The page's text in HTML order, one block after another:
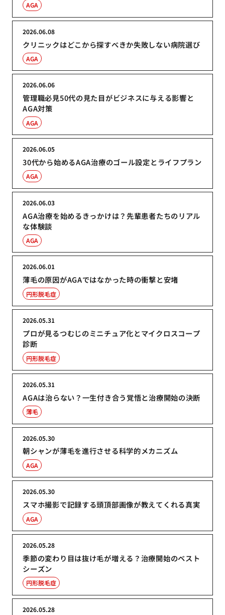
AGA
クリニックはどこから探すべきか失敗しない病院選び
2026.06.08
AGA
管理職必見50代の見た目がビジネスに与える影響と
AGA対策
2026.06.06
AGA
30代から始めるAGA治療のゴール設定とライフプラン
2026.06.05
AGA
AGA治療を始めるきっかけは？先輩患者たちのリアル
な体験談
2026.06.03
AGA
薄毛の原因がAGAではなかった時の衝撃と安堵
2026.06.01
円形脱毛症
プロが見るつむじのミニチュア化とマイクロスコープ
診断
2026.05.31
円形脱毛症
AGAは治らない？一生付き合う覚悟と治療開始の決断
2026.05.31
薄毛
朝シャンが薄毛を進行させる科学的メカニズム
2026.05.30
AGA
スマホ撮影で記録する頭頂部画像が教えてくれる真実
2026.05.30
AGA
季節の変わり目は抜け毛が増える？治療開始のベスト
シーズン
2026.05.28
円形脱毛症
2026.05.28